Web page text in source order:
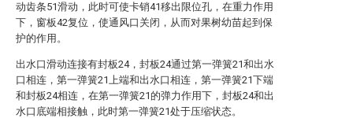
动齿条51滑动，此时可使卡销41移出限位孔，在重力作用
下，窗板42复位，使通风口关闭，从而对果树幼苗起到保
护的作用。
出水口滑动连接有封板24，封板24通过第一弹簧21和出水
口相连，第一弹簧21上端和出水口相连，第一弹簧21下端
和封板24相连，在第一弹簧21的弹力作用下，封板24和出
水口底端相接触，此时第一弹簧21处于压缩状态。